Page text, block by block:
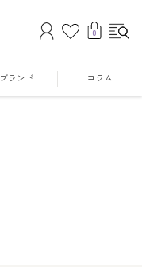
0
ブランド コラム